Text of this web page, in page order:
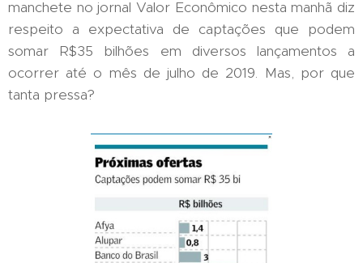
manchete no jornal Valor Econômico nesta manhã diz
respeito a expectativa de captações que podem
somar R$35 bilhões em diversos lançamentos a
ocorrer até o mês de julho de 2019. Mas, por que
tanta pressa?